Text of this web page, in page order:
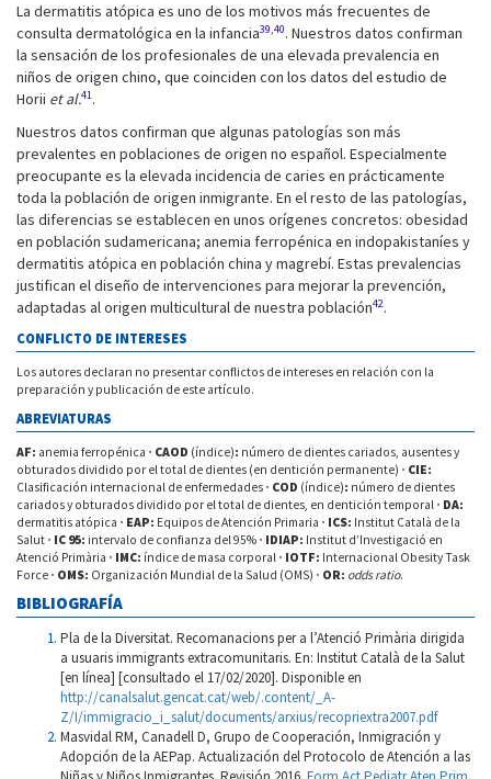
La dermatitis atópica es uno de los motivos más frecuentes de
consulta dermatológica en la infancia39,40. Nuestros datos confirman
la sensación de los profesionales de una elevada prevalencia en
niños de origen chino, que coinciden con los datos del estudio de
Horii et al.41.
Nuestros datos confirman que algunas patologías son más
prevalentes en poblaciones de origen no español. Especialmente
preocupante es la elevada incidencia de caries en prácticamente
toda la población de origen inmigrante. En el resto de las patologías,
las diferencias se establecen en unos orígenes concretos: obesidad
en población sudamericana; anemia ferropénica en indopakistaníes y
dermatitis atópica en población china y magrebí. Estas prevalencias
justifican el diseño de intervenciones para mejorar la prevención,
adaptadas al origen multicultural de nuestra población42.
CONFLICTO DE INTERESES
Los autores declaran no presentar conflictos de intereses en relación con la
preparación y publicación de este artículo.
ABREVIATURAS
AF: anemia ferropénica · CAOD (índice): número de dientes cariados, ausentes y
obturados dividido por el total de dientes (en dentición permanente) · CIE:
Clasificación internacional de enfermedades · COD (índice): número de dientes
cariados y obturados dividido por el total de dientes, en dentición temporal · DA:
dermatitis atópica · EAP: Equipos de Atención Primaria · ICS: Institut Català de la
Salut · IC 95: intervalo de confianza del 95% · IDIAP: Institut d’Investigació en
Atenció Primària · IMC: índice de masa corporal · IOTF: Internacional Obesity Task
Force · OMS: Organización Mundial de la Salud (OMS) · OR: odds ratio.
BIBLIOGRAFÍA
Pla de la Diversitat. Recomanacions per a l’Atenció Primària dirigida
a usuaris immigrants extracomunitaris. En: Institut Català de la Salut
[en línea] [consultado el 17/02/2020]. Disponible en
http://canalsalut.gencat.cat/web/.content/_A-
Z/I/immigracio_i_salut/documents/arxius/recopriextra2007.pdf
Masvidal RM, Canadell D, Grupo de Cooperación, Inmigración y
Adopción de la AEPap. Actualización del Protocolo de Atención a las